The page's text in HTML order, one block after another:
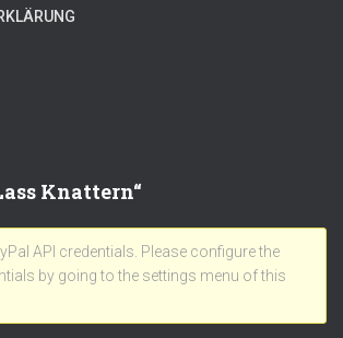
Knattern“
API credentials. Please configure the
by going to the settings menu of this